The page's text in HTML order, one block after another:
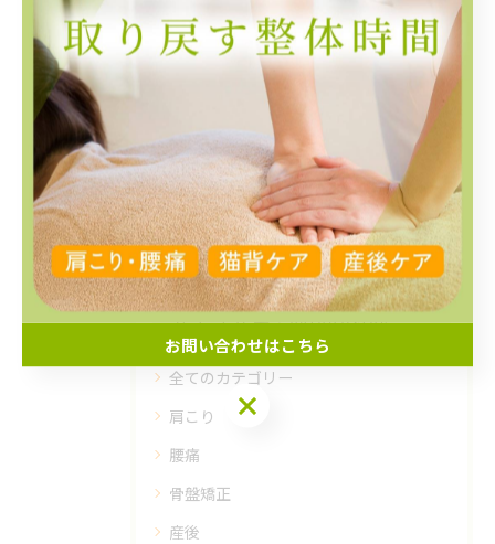
< 前のページ 一覧に戻る 次のページ >
関連タグ
#整体 #肩こり #宮前区
カテゴリー categories
全てのカテゴリー
肩こり
腰痛
骨盤矯正
産後
お問い合わせはこちら